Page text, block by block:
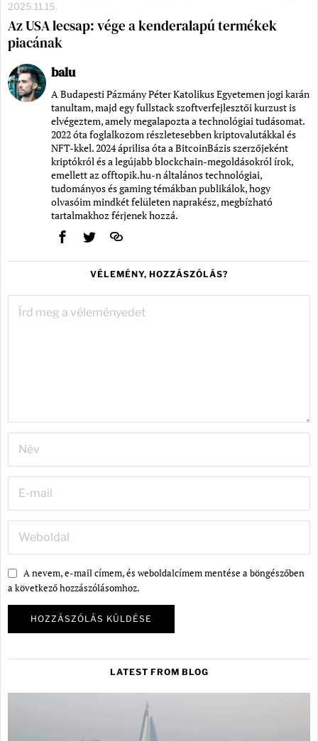
2025.11.15.
Az USA lecsap: vége a kenderalapú termékek
piacának
balu
A Budapesti Pázmány Péter Katolikus Egyetemen jogi karán
tanultam, majd egy fullstack szoftverfejlesztői kurzust is
elvégeztem, amely megalapozta a technológiai tudásomat.
2022 óta foglalkozom részletesebben kriptovalutákkal és
NFT-kkel. 2024 áprilisa óta a BitcoinBázis szerzőjeként
kriptókról és a legújabb blockchain-megoldásokról írok,
emellett az offtopik.hu-n általános technológiai,
tudományos és gaming témákban publikálok, hogy
olvasóim mindkét felületen naprakész, megbízható
tartalmakhoz férjenek hozzá.
VÉLEMÉNY, HOZZÁSZÓLÁS?
A nevem, e-mail címem, és weboldalcímem mentése a böngészőben
a következő hozzászólásomhoz.
LATEST FROM BLOG